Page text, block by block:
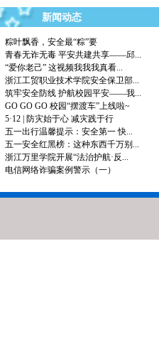
“女子遭蛇咬身亡” 登上热搜！紧急提醒！
赛邀您参与
端午假期安全提醒｜快乐过端午，安全
不“放假”
幸福万里月报丨2025年2月-4月篇
关于举办“移动杯大学生安全法治竞赛”活
动的通知
校地共建再升级，“浙江万里学院综治工作
站”启用！
go！购！购！购物节诈骗套路有多少？
新闻动态
粽叶飘香，安全最“粽”要
青春无诈无毒 平安共建共享——邱...
“爱你老己” 这视频我我我真看...
浙江工贸职业技术学院安全保卫部...
筑牢安全防线 护航校园平安——我...
GO GO GO 校园“摆渡车”上线啦~
5·12 | 防灾始于心 减灾践于行
五一出行温馨提示：安全第一 快...
五一安全红黑榜：这种东西千万别...
浙江万里学院开展“法治护航·反...
电信网络诈骗案例警示（一）